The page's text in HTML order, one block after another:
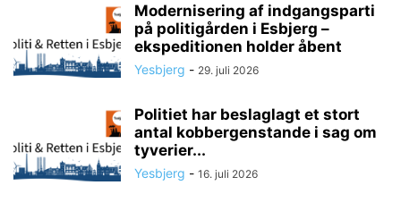
Modernisering af indgangsparti
på politigården i Esbjerg –
ekspeditionen holder åbent
Yesbjerg - 29. juli 2026
Politiet har beslaglagt et stort
antal kobbergenstande i sag om
tyverier...
Yesbjerg - 16. juli 2026